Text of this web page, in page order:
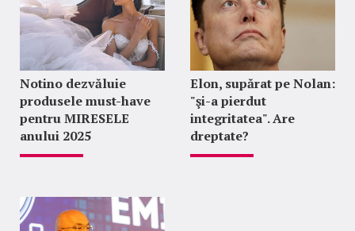
Notino dezvăluie
produsele must-have
pentru MIRESELE
anului 2025
Elon, supărat pe Nolan:
"şi-a pierdut
integritatea". Are
dreptate?